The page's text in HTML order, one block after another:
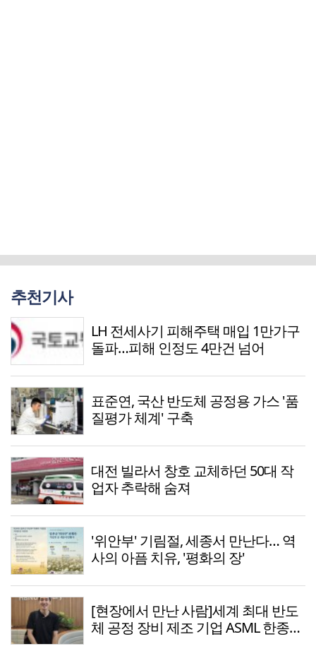
추천기사
LH 전세사기 피해주택 매입 1만가구
돌파…피해 인정도 4만건 넘어
표준연, 국산 반도체 공정용 가스 '품
질평가 체계' 구축
대전 빌라서 창호 교체하던 50대 작
업자 추락해 숨져
'위안부' 기림절, 세종서 만난다… 역
사의 아픔 치유, '평화의 장'
[현장에서 만난 사람]세계 최대 반도
체 공정 장비 제조 기업 ASML 한종호